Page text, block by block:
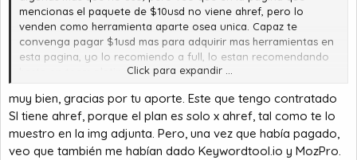
mencionas el paquete de $10usd no viene ahref, pero lo
venden como herramienta aparte osea unica. Capaz te
convenga pagar $1usd mas para adquirir mas herramientas en
esta pagina, yo lo recomiendo a full, lo estan recomendando
hasta en team platinoClick para expandir ...
muy bien, gracias por tu aporte. Este que tengo contratado
SI tiene ahref, porque el plan es solo x ahref, tal como te lo
muestro en la img adjunta. Pero, una vez que había pagado,
veo que también me habían dado Keywordtool.io y MozPro.